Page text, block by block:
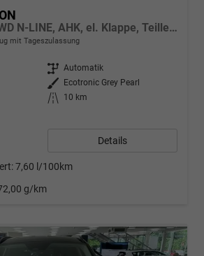
1.6 T-GDI DCT 4WD N-LINE, AHK, el. Klappe, Teilleder, Navi, Kamera, ACC
mit Tageszulassung
Getriebe Automatik
Außenfarbe
Ecotronic Grey Pearl
Kilometerstand
10 km
Details
7,60 l/100km
g/km